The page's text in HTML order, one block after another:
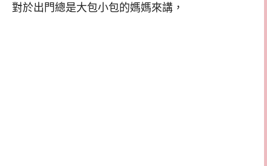
對於出門總是大包小包的媽媽來講，